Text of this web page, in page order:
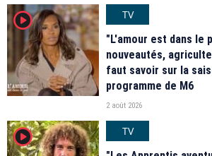
player2
TV
"L'amour est dans le
nouveautés,
faut savoir sur la
programme de M6
2 août 2026
player2
TV